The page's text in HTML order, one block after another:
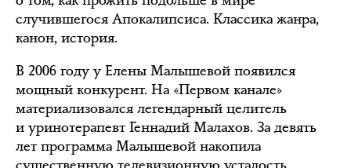
случившегося Апокалипсиса. Классика жанра,
канон, история.
В 2006 году у Елены Малышевой появился
мощный конкурент. На «Первом канале»
материализовался легендарный целитель
и уринотерапевт Геннадий Малахов. За девять
лет программа Малышевой накопила